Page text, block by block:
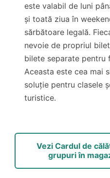
este valabil de luni
și toată ziua în
sărbătoare legală.
nevoie de propriul
bilete separate pentru
Aceasta este cea mai
soluție pentru clasele
turistice.
Vezi Cardul de
grupuri în